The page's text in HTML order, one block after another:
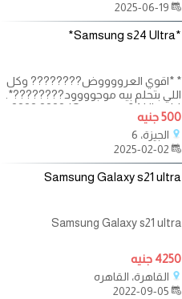
*Samsung s24 Ultra*
* *اقوي العرووووض???????? وكل
اللي بتحلم بيه موجوووود????????*.
* *Samsung s24 Ultra* ???? ????
اصدار فيتنامى أعلى
500 جنيه
الجيزة، 6
Samsung Galaxy s21 ultra
Samsung Galaxy s21 ultra
4250 جنيه
القاهرة، القاهره